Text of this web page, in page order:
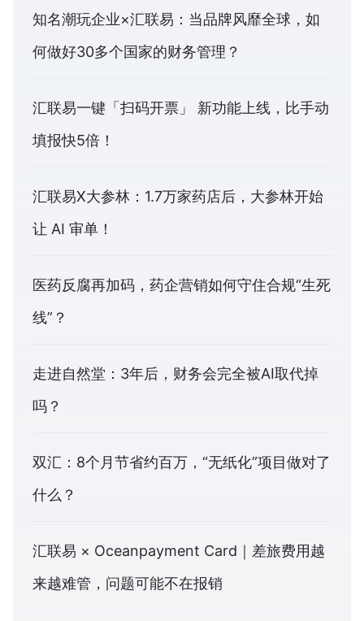
知名潮玩企业×汇联易：当品牌风靡全球，如
何做好30多个国家的财务管理？
汇联易一键「扫码开票」 新功能上线，比手动
填报快5倍！
汇联易X大参林：1.7万家药店后，大参林开始
让 AI 审单！
医药反腐再加码，药企营销如何守住合规“生死
线”？
走进自然堂：3年后，财务会完全被AI取代掉
吗？
双汇：8个月节省约百万，“无纸化”项目做对了
什么？
汇联易 × Oceanpayment Card｜差旅费用越
来越难管，问题可能不在报销